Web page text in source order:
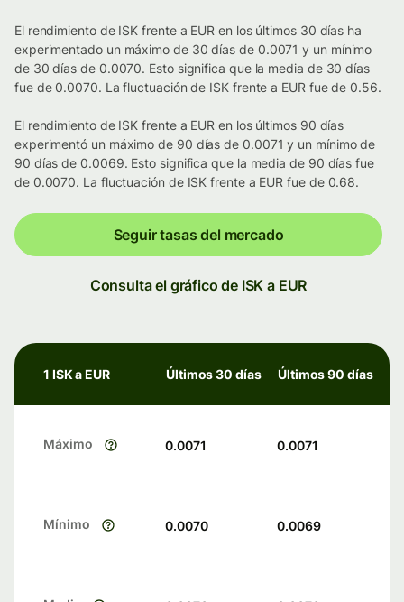
El rendimiento de ISK frente a EUR en los últimos 30 días ha
experimentado un máximo de 30 días de 0.0071 y un mínimo
de 30 días de 0.0070. Esto significa que la media de 30 días
fue de 0.0070. La fluctuación de ISK frente a EUR fue de 0.56.
El rendimiento de ISK frente a EUR en los últimos 90 días
experimentó un máximo de 90 días de 0.0071 y un mínimo de
90 días de 0.0069. Esto significa que la media de 90 días fue
de 0.0070. La fluctuación de ISK frente a EUR fue de 0.68.
Seguir tasas del mercado
Consulta el gráfico de ISK a EUR
1 ISK a EUR Últimos 30 días Últimos 90 días
Máximo 0.0071 0.0071
Mínimo 0.0070 0.0069